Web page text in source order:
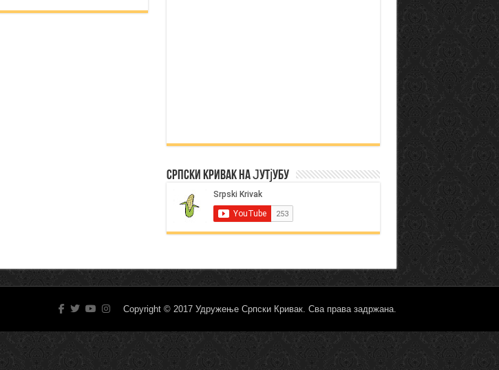
Српски Кривак на Јутјубу
Copyright © 2017 Удружење Српски Кривак. Сва права задржана.